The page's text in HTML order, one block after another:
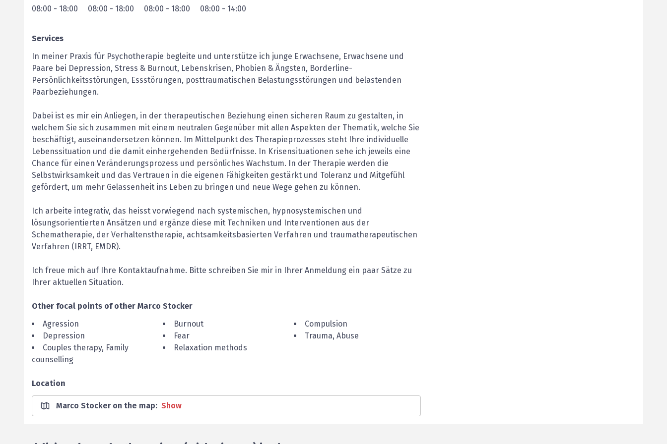
08:00 - 18:00 08:00 - 18:00 08:00 - 18:00 08:00 - 14:00
Services
In meiner Praxis für Psychotherapie begleite und unterstütze ich junge Erwachsene, Erwachsene und
Paare bei Depression, Stress & Burnout, Lebenskrisen, Phobien & Ängsten, Borderline-
Persönlichkeitsstörungen, Essstörungen, posttraumatischen Belastungsstörungen und belastenden
Paarbeziehungen.
Dabei ist es mir ein Anliegen, in der therapeutischen Beziehung einen sicheren Raum zu gestalten, in
welchem Sie sich zusammen mit einem neutralen Gegenüber mit allen Aspekten der Thematik, welche Sie
beschäftigt, auseinandersetzen können. Im Mittelpunkt des Therapieprozesses steht Ihre individuelle
Lebenssituation und die damit einhergehenden Bedürfnisse. In Krisensituationen sehe ich jeweils eine
Chance für einen Veränderungsprozess und persönliches Wachstum. In der Therapie werden die
Selbstwirksamkeit und das Vertrauen in die eigenen Fähigkeiten gestärkt und Toleranz und Mitgefühl
gefördert, um mehr Gelassenheit ins Leben zu bringen und neue Wege gehen zu können.
Ich arbeite integrativ, das heisst vorwiegend nach systemischen, hypnosystemischen und
lösungsorientierten Ansätzen und ergänze diese mit Techniken und Interventionen aus der
Schematherapie, der Verhaltenstherapie, achtsamkeitsbasierten Verfahren und traumatherapeutischen
Verfahren (IRRT, EMDR).
Ich freue mich auf Ihre Kontaktaufnahme. Bitte schreiben Sie mir in Ihrer Anmeldung ein paar Sätze zu
Ihrer aktuellen Situation.
Other focal points of other Marco Stocker
Agression
Burnout
Compulsion
Depression
Fear
Trauma, Abuse
Couples therapy, Family
counselling
Relaxation methods
Location
Marco Stocker on the map: Show